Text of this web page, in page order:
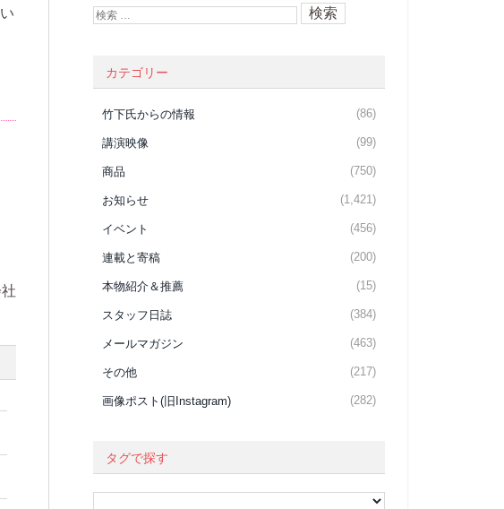
カテゴリー
竹下氏からの情報 (86)
講演映像 (99)
商品 (750)
お知らせ (1,421)
イベント (456)
連載と寄稿 (200)
本物紹介＆推薦 (15)
スタッフ日誌 (384)
メールマガジン (463)
その他 (217)
画像ポスト(旧Instagram) (282)
タグで探す